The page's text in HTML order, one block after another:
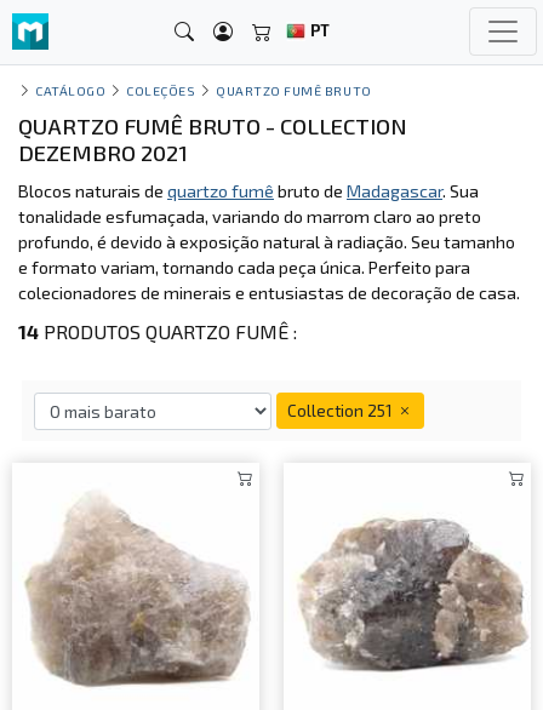
PT
CATÁLOGO COLEÇÕES QUARTZO FUMÊ BRUTO
QUARTZO FUMÊ BRUTO - COLLECTION
DEZEMBRO 2021
Blocos naturais de quartzo fumê bruto de Madagascar. Sua
tonalidade esfumaçada, variando do marrom claro ao preto
profundo, é devido à exposição natural à radiação. Seu tamanho
e formato variam, tornando cada peça única. Perfeito para
colecionadores de minerais e entusiastas de decoração de casa.
14 PRODUTOS QUARTZO FUMÊ :
Collection 251